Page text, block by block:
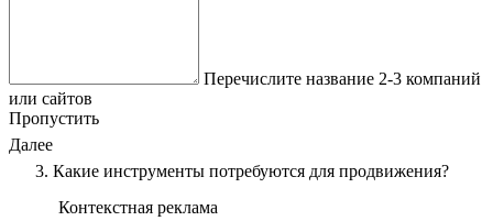
Перечислите название 2-3 компаний
или сайтов
Пропустить
Далее
3. Какие инструменты потребуются для продвижения?
Контекстная реклама